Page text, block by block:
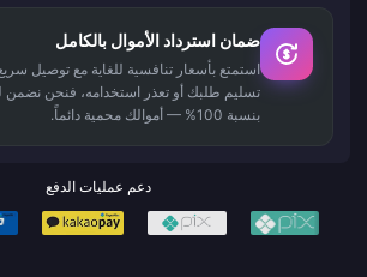
ضمان استرداد الأموال بالكامل
استمتع بأسعار تنافسية للغاية مع توصيل
تسليم طلبك أو تعذر استخدامه، فنحن نضمن
بنسبة 100% — أموالك محمية دائماً.
دعم عمليات الدفع